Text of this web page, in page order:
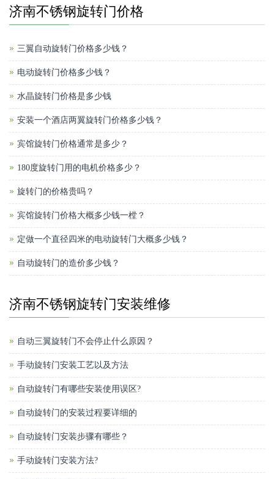
济南不锈钢旋转门价格
三翼自动旋转门价格多少钱？
电动旋转门价格多少钱？
水晶旋转门价格是多少钱
安装一个酒店两翼旋转门价格多少钱？
宾馆旋转门价格通常是多少？
180度旋转门用的电机价格多少？
旋转门的价格贵吗？
宾馆旋转门价格大概多少钱一樘？
定做一个直径四米的电动旋转门大概多少钱？
自动旋转门的造价多少钱？
济南不锈钢旋转门安装维修
自动三翼旋转门不会停止什么原因？
手动旋转门安装工艺以及方法
自动旋转门有哪些安装使用误区?
自动旋转门的安装过程要详细的
自动旋转门安装步骤有哪些？
手动旋转门安装方法?